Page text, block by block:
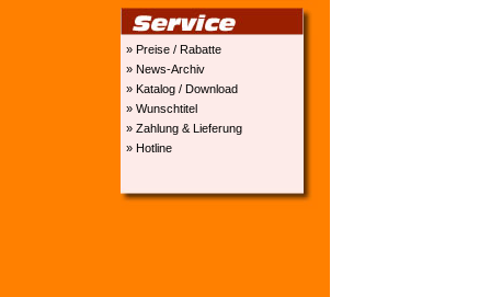
» Preise / Rabatte
» News-Archiv
» Katalog / Download
» Wunschtitel
» Zahlung & Lieferung
» Hotline